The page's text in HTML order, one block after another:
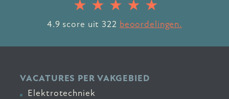
4.9 score uit 322 beoordelingen.
VACATURES PER VAKGEBIED
Elektrotechniek